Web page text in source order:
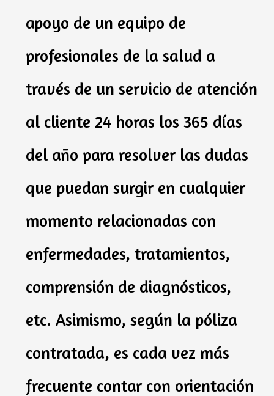
apoyo de un equipo de
profesionales de la salud a
través de un servicio de atención
al cliente 24 horas los 365 días
del año para resolver las dudas
que puedan surgir en cualquier
momento relacionadas con
enfermedades, tratamientos,
comprensión de diagnósticos,
etc. Asimismo, según la póliza
contratada, es cada vez más
frecuente contar con orientación